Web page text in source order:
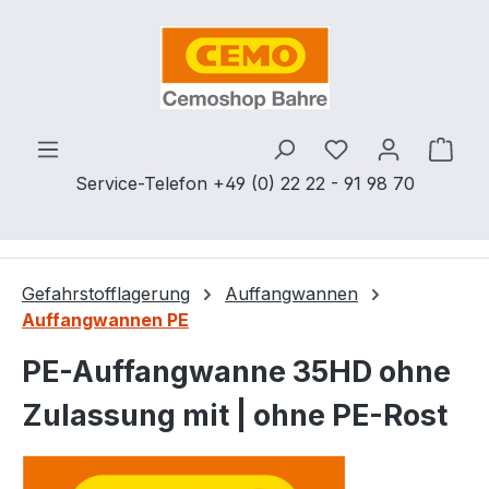
Zum Hauptinhalt springen
Service-Telefon +49 (0) 22 22 - 91 98 70
Du hast 0
Gefahrstofflagerung
Auffangwannen
Auffangwannen PE
PE-Auffangwanne 35HD ohne
Zulassung mit | ohne PE-Rost